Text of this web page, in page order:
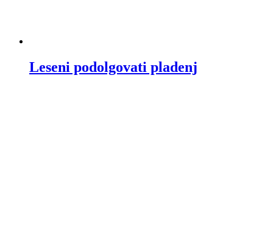
Leseni podolgovati pladenj